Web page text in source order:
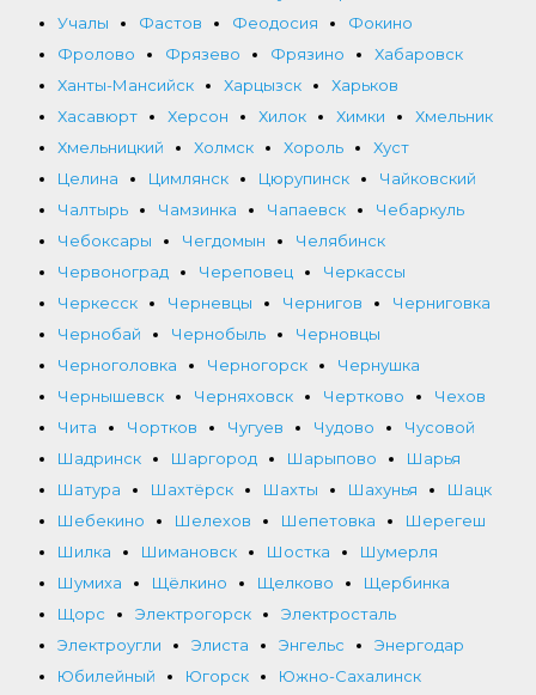
Учалы
Фастов Феодосия
Фокино
Фролово
Фрязево Фрязино
Хабаровск
Ханты-Мансийск
Харцызск
Харьков
Хасавюрт
Херсон Хилок Химки
Хмельник
Хмельницкий
Холмск Хороль
Хуст
Целина
Цимлянск Цюрупинск
Чайковский
Чалтырь
Чамзинка Чапаевск
Чебаркуль
Чебоксары
Чегдомын
Челябинск
Червоноград
Череповец
Черкассы
Черкесск
Черневцы Чернигов
Черниговка
Чернобай
Чернобыль
Черновцы
Черноголовка
Черногорск
Чернушка
Чернышевск
Черняховск Чертково
Чехов
Чита
Чортков Чугуев Чудово
Чусовой
Шадринск
Шаргород Шарыпово
Шарья
Шатура
Шахтёрск Шахты Шахунья
Шацк
Шебекино
Шелехов Шепетовка
Шерегеш
Шилка
Шимановск Шостка
Шумерля
Шумиха
Щёлкино Щелково
Щербинка
Щорс
Электрогорск
Электросталь
Электроугли
Элиста Энгельс
Энергодар
Юбилейный
Югорск
Южно-Сахалинск